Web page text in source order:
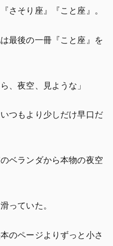
さそり座』『こと座』。
最後の一冊『こと座』を
、夜空、見ような」
つもより少しだけ早口だ
ベランダから本物の夜空
っていた。
のページよりずっと小さ